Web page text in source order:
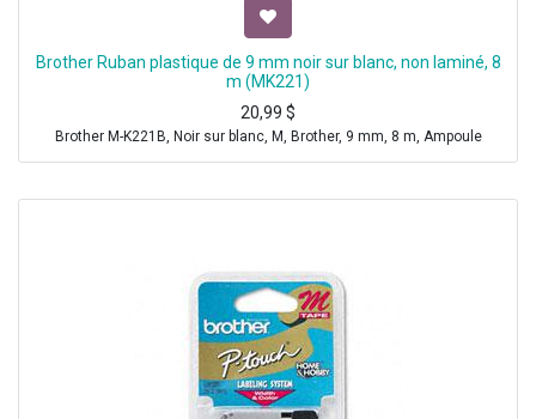
Brother Ruban plastique de 9 mm noir sur blanc, non laminé, 8
m (MK221)
20,99 $
Brother M-K221B, Noir sur blanc, M, Brother, 9 mm, 8 m, Ampoule